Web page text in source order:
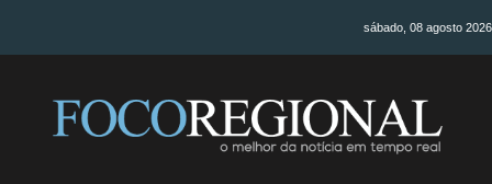
sábado, 08 agosto 2026